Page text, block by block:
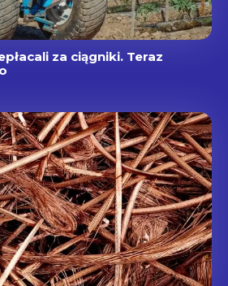
za ciągniki. Teraz